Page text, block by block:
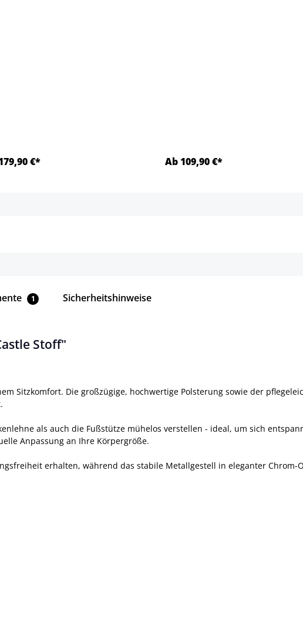
€* Ab 109,90 €*
1 Sicherheitshinweise
Stoff"
Sitzkomfort. Die großzügige, hochwertige Polsterung sowie der
als auch die Fußstütze mühelos verstellen - ideal, um sich
Anpassung an Ihre Körpergröße.
erhalten, während das stabile Metallgestell in eleganter